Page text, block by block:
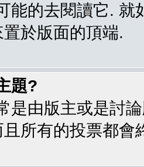
能的去閱讀它.
於版面的頂端.
題?
是由版主或是討
所有的投票都